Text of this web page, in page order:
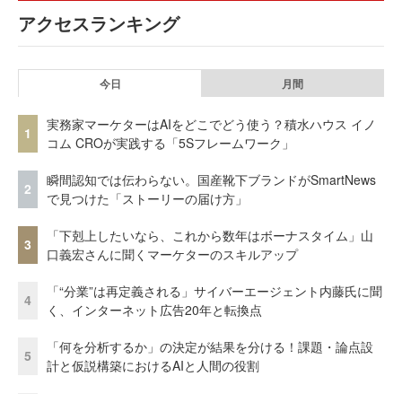
アクセスランキング
今日 月間
1
実務家マーケターはAIをどこでどう使う？積水ハウス イノ
コム CROが実践する「5Sフレームワーク」
2
瞬間認知では伝わらない。国産靴下ブランドがSmartNews
で見つけた「ストーリーの届け方」
3
「下剋上したいなら、これから数年はボーナスタイム」山
口義宏さんに聞くマーケターのスキルアップ
4
「“分業”は再定義される」サイバーエージェント内藤氏に聞
く、インターネット広告20年と転換点
5
「何を分析するか」の決定が結果を分ける！課題・論点設
計と仮説構築におけるAIと人間の役割